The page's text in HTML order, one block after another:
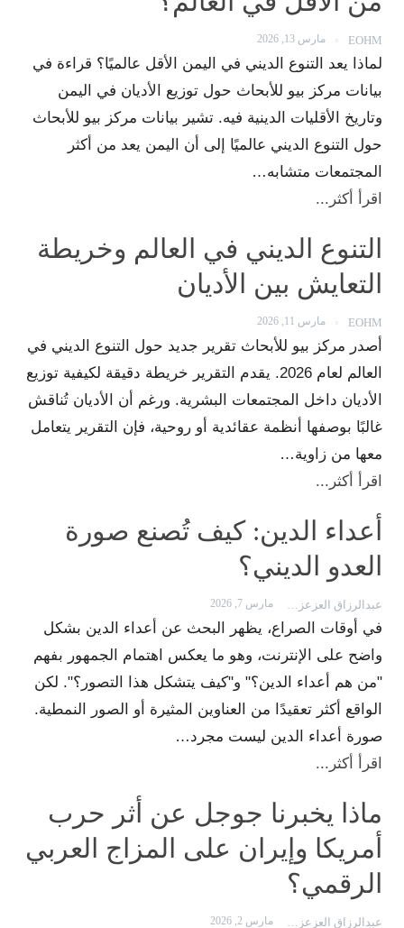
EOHM مارس 13, 2026
لماذا يعد التنوع الديني في اليمن الأقل عالميًا؟ قراءة في
بيانات مركز بيو للأبحاث حول توزيع الأديان في اليمن
وتاريخ الأقليات الدينية فيه. تشير بيانات مركز بيو للأبحاث
حول التنوع الديني عالميًا إلى أن اليمن يعد من أكثر
المجتمعات متشابه…
اقرأ أكثر...
التنوع الديني في العالم وخريطة
التعايش بين الأديان
EOHM مارس 11, 2026
أصدر مركز بيو للأبحاث تقرير جديد حول التنوع الديني في
العالم لعام 2026. يقدم التقرير خريطة دقيقة لكيفية توزيع
الأديان داخل المجتمعات البشرية. ورغم أن الأديان تُناقش
غالبًا بوصفها أنظمة عقائدية أو روحية، فإن التقرير يتعامل
معها من زاوية…
اقرأ أكثر...
أعداء الدين: كيف تُصنع صورة
العدو الديني؟
مارس 7, 2026
في أوقات الصراع، يظهر البحث عن أعداء الدين بشكل
واضح على الإنترنت، وهو ما يعكس اهتمام الجمهور بفهم
"من هم أعداء الدين؟" و"كيف يتشكل هذا التصور؟". لكن
الواقع أكثر تعقيدًا من العناوين المثيرة أو الصور النمطية.
صورة أعداء الدين ليست مجرد…
اقرأ أكثر...
ماذا يخبرنا جوجل عن أثر حرب
أمريكا وإيران على المزاج العربي
الرقمي؟
مارس 2, 2026